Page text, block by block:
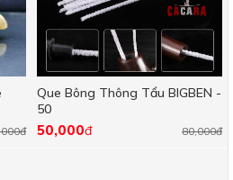
Que Bông Thông Tẩu BIGBEN -
50
80,000đ
50,000đ